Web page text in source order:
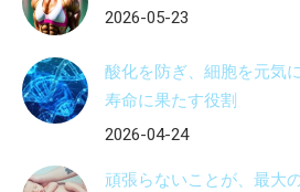
2026-05-23
酸化を防ぎ、細胞を元気
寿命に果たす役割
2026-04-24
頑張らないことが、最大